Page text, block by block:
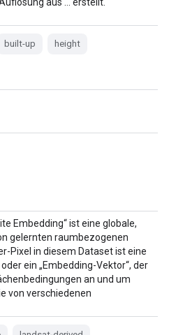
built-up height
Embedding“ ist eine globale,
gelernten raumbezogenen
Pixel in diesem Dataset ist eine
ein „Embedding-Vektor“, der
an und um
von verschiedenen